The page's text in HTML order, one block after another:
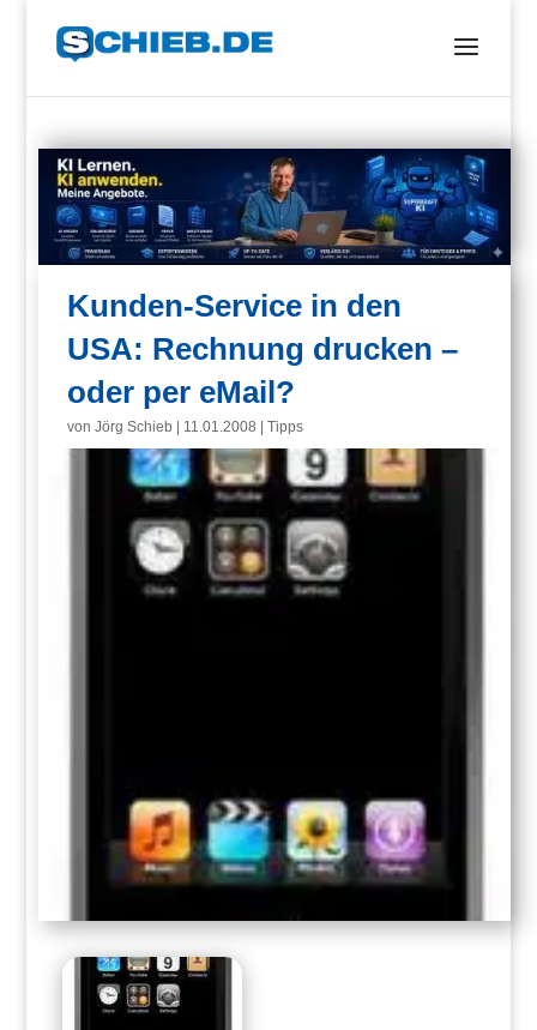
Kunden-Service in den
USA: Rechnung drucken –
oder per eMail?
vonJörg Schieb 11.01.2008 |Tipps